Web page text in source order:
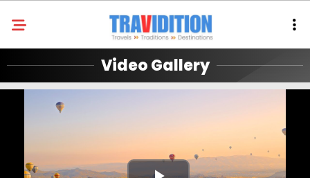
Video Gallery